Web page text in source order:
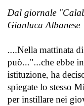
Dal giornale
Gianluca Albanese
....Nella mattinata
può..."...che ebbe
istituzione, ha
spiegate lo stesso
per instillare nei